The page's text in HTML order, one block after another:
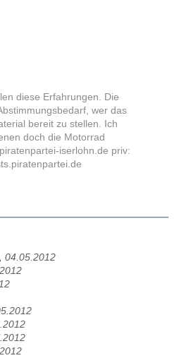
diese Erfahrungen. Die
wer das
bereit zu stellen. Ich
doch die Motorrad
iserlohn.de priv:
04.05.2012